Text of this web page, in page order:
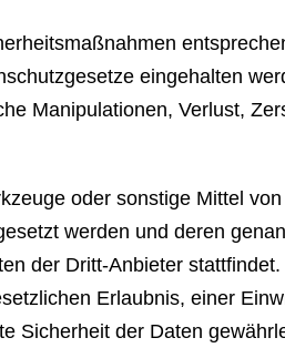
eingehalten
Manipulationen, Verlust,
oder sonstige Mittel
werden und deren
der Dritt-Anbieter
Erlaubnis, einer
Sicherheit der Daten